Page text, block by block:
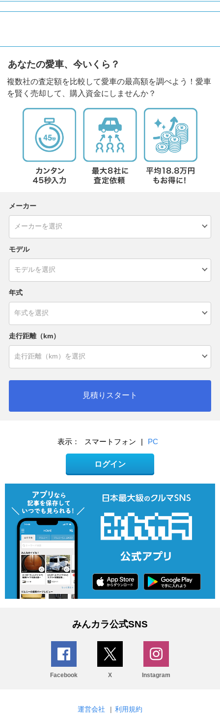
あなたの愛車、今いくら？
複数社の査定額を比較して愛車の最高額を調べよう！愛車
を賢く売却して、購入資金にしませんか？
メーカー
モデル
年式
走行距離（km）
見積りスタート
表示： スマートフォン | PC
ログイン
みんカラ公式SNS
Facebook X Instagram
運営会社 | 利用規約